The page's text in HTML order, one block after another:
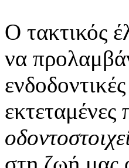
Ο τακτικός
να
εκτεταμένες